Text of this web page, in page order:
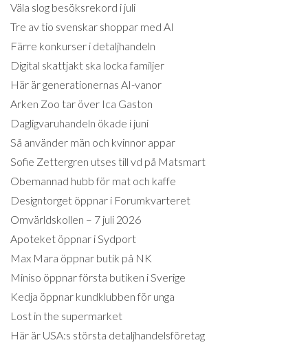
Väla slog besöksrekord i juli
Tre av tio svenskar shoppar med AI
Färre konkurser i detaljhandeln
Digital skattjakt ska locka familjer
Här är generationernas AI-vanor
Arken Zoo tar över Ica Gaston
Dagligvaruhandeln ökade i juni
Så använder män och kvinnor appar
Sofie Zettergren utses till vd på Matsmart
Obemannad hubb för mat och kaffe
Designtorget öppnar i Forumkvarteret
Omvärldskollen – 7 juli 2026
Apoteket öppnar i Sydport
Max Mara öppnar butik på NK
Miniso öppnar första butiken i Sverige
Kedja öppnar kundklubben för unga
Lost in the supermarket
Här är USA:s största detaljhandelsföretag